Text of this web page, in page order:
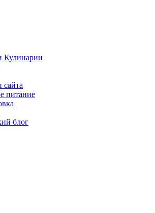
Кулинарии
сайта
питание
блог